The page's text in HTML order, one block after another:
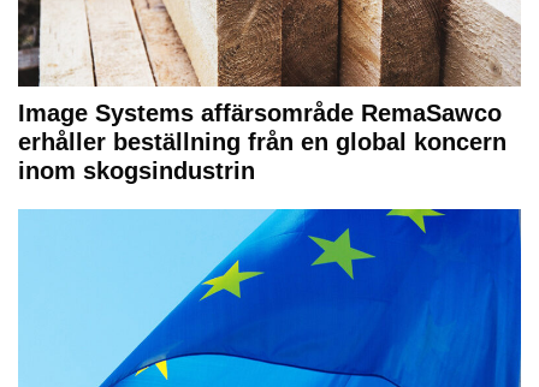
Image Systems affärsområde RemaSawco
erhåller beställning från en global koncern
inom skogsindustrin